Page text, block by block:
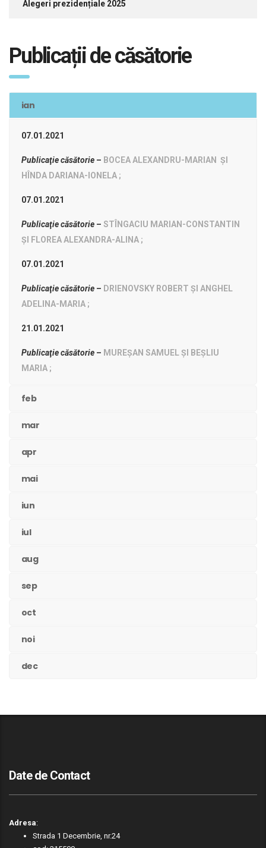
Alegeri prezidențiale 2025
Publicații de căsătorie
ian
07.01.2021
Publicaţie căsătorie – BOCEA ALEXANDRU-MARIAN ŞI
HÎNDA DARIANA-IONELA ;
07.01.2021
Publicaţie căsătorie – STÎNGACIU MARIAN-CONSTANTIN
ŞI FLOREA ALEXANDRA-ALINA ;
07.01.2021
Publicaţie căsătorie – DRIENOVSKY ROBERT ȘI ANGHEL
ADELINA-MARIA ;
21.01.2021
Publicaţie căsătorie – MUREȘAN SAMUEL ȘI BEȘLIU
MARIA ;
feb
mar
apr
mai
iun
iul
aug
sep
oct
noi
dec
Date de Contact
Adresa:
Strada 1 Decembrie, nr.24